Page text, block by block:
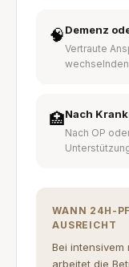
🧠Demenz
Vertraute
🏥Nach
Nach OP
WANN 24H-
AUSREICHT
Bei
arbeitet die